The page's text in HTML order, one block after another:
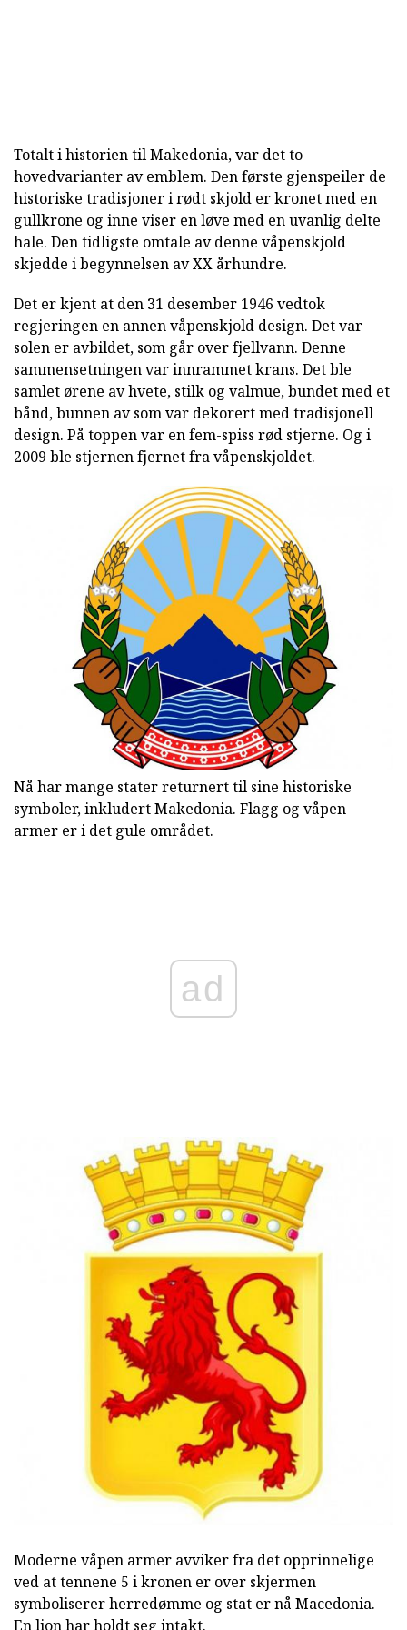
Totalt i historien til Makedonia, var det to
hovedvarianter av emblem. Den første gjenspeiler de
historiske tradisjoner i rødt skjold er kronet med en
gullkrone og inne viser en løve med en uvanlig delte
hale. Den tidligste omtale av denne våpenskjold
skjedde i begynnelsen av XX århundre.
Det er kjent at den 31 desember 1946 vedtok
regjeringen en annen våpenskjold design. Det var
solen er avbildet, som går over fjellvann. Denne
sammensetningen var innrammet krans. Det ble
samlet ørene av hvete, stilk og valmue, bundet med et
bånd, bunnen av som var dekorert med tradisjonell
design. På toppen var en fem-spiss rød stjerne. Og i
2009 ble stjernen fjernet fra våpenskjoldet.
Nå har mange stater returnert til sine historiske
symboler, inkludert Makedonia. Flagg og våpen
armer er i det gule området.
ad
Moderne våpen armer avviker fra det opprinnelige
ved at tennene 5 i kronen er over skjermen
symboliserer herredømme og stat er nå Macedonia.
En lion har holdt seg intakt.